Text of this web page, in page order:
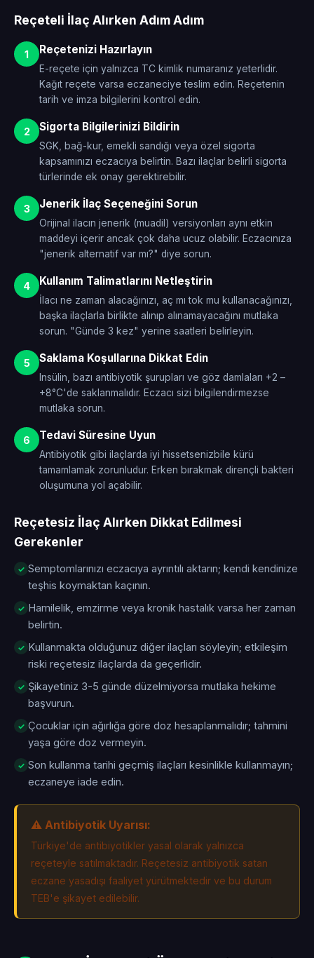
Reçeteli İlaç Alırken Adım Adım
1 Reçetenizi Hazırlayın
E-reçete için yalnızca TC kimlik numaranız yeterlidir.
Kağıt reçete varsa eczaneciye teslim edin. Reçetenin
tarih ve imza bilgilerini kontrol edin.
2 Sigorta Bilgilerinizi Bildirin
SGK, bağ-kur, emekli sandığı veya özel sigorta
kapsamınızı eczacıya belirtin. Bazı ilaçlar belirli sigorta
türlerinde ek onay gerektirebilir.
3 Jenerik İlaç Seçeneğini Sorun
Orijinal ilacın jenerik (muadil) versiyonları aynı etkin
maddeyi içerir ancak çok daha ucuz olabilir. Eczacınıza
"jenerik alternatif var mı?" diye sorun.
4 Kullanım Talimatlarını Netleştirin
İlacı ne zaman alacağınızı, aç mı tok mu kullanacağınızı,
başka ilaçlarla birlikte alınıp alınamayacağını mutlaka
sorun. "Günde 3 kez" yerine saatleri belirleyin.
5 Saklama Koşullarına Dikkat Edin
Insülin, bazı antibiyotik şurupları ve göz damlaları +2 –
+8°C'de saklanmalıdır. Eczacı sizi bilgilendirmezse
mutlaka sorun.
6 Tedavi Süresine Uyun
Antibiyotik gibi ilaçlarda iyi hissetsenizbile kürü
tamamlamak zorunludur. Erken bırakmak dirençli bakteri
oluşumuna yol açabilir.
Reçetesiz İlaç Alırken Dikkat Edilmesi
Gerekenler
Semptomlarınızı eczacıya ayrıntılı aktarın; kendi kendinize
teşhis koymaktan kaçının.
Hamilelik, emzirme veya kronik hastalık varsa her zaman
belirtin.
Kullanmakta olduğunuz diğer ilaçları söyleyin; etkileşim
riski reçetesiz ilaçlarda da geçerlidir.
Şikayetiniz 3-5 günde düzelmiyorsa mutlaka hekime
başvurun.
Çocuklar için ağırlığa göre doz hesaplanmalıdır; tahmini
yaşa göre doz vermeyin.
Son kullanma tarihi geçmiş ilaçları kesinlikle kullanmayın;
eczaneye iade edin.
⚠️ Antibiyotik Uyarısı:
Türkiye'de antibiyotikler yasal olarak yalnızca
reçeteyle satılmaktadır. Reçetesiz antibiyotik satan
eczane yasadışı faaliyet yürütmektedir ve bu durum
TEB'e şikayet edilebilir.